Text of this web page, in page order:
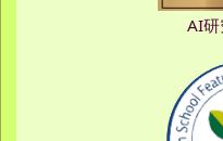
AI研